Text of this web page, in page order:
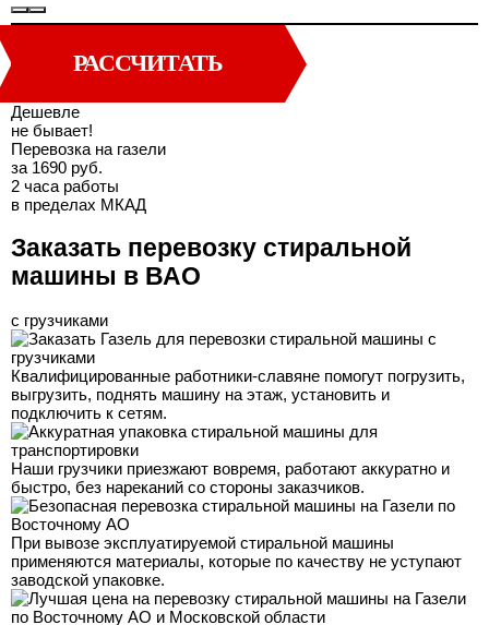
РАССЧИТАТЬ
Дешевле
не бывает!
Перевозка на газели
за 1690 руб.
2 часа работы
в пределах МКАД
Заказать перевозку стиральной
машины в ВАО
с грузчиками
Квалифицированные работники-славяне помогут погрузить,
выгрузить, поднять машину на этаж, установить и
подключить к сетям.
Наши грузчики приезжают вовремя, работают аккуратно и
быстро, без нареканий со стороны заказчиков.
При вывозе эксплуатируемой стиральной машины
применяются материалы, которые по качеству не уступают
заводской упаковке.